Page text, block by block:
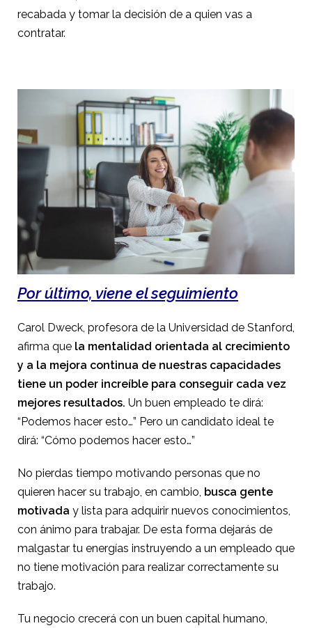
recabada y tomar la decisión de a quien vas a
contratar.
Por último, viene el seguimiento
Carol Dweck, profesora de la Universidad de Stanford,
afirma que la mentalidad orientada al crecimiento
y a la mejora continua de nuestras capacidades
tiene un poder increíble para conseguir cada vez
mejores resultados. Un buen empleado te dirá:
“Podemos hacer esto…” Pero un candidato ideal te
dirá: “Cómo podemos hacer esto…”
No pierdas tiempo motivando personas que no
quieren hacer su trabajo, en cambio, busca gente
motivada y lista para adquirir nuevos conocimientos,
con ánimo para trabajar. De esta forma dejarás de
malgastar tu energías instruyendo a un empleado que
no tiene motivación para realizar correctamente su
trabajo.
Tu negocio crecerá con un buen capital humano,